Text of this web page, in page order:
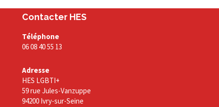
Contacter HES
Téléphone
06 08 40 55 13
Adresse
HES LGBTI+
59 rue Jules-Vanzuppe
94200 Ivry-sur-Seine